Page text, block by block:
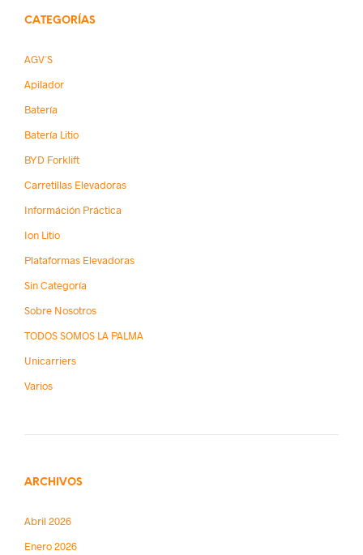
CATEGORÍAS
AGV´s
Apilador
Batería
Batería Litio
BYD Forklift
Carretillas Elevadoras
Információn Práctica
Ion Litio
Plataformas Elevadoras
Sin Categoría
Sobre Nosotros
TODOS SOMOS LA PALMA
Unicarriers
Varios
ARCHIVOS
Abril 2026
Enero 2026